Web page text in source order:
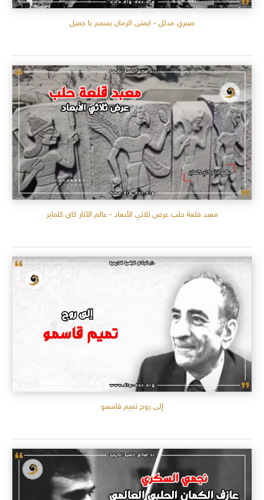
صبري مدلل - ايمتى الزمان يسمح يا جميل
معبد قلعة حلب عرض ثلاثي الأبعاد - عالم الآثار كاي كلماير
إلى روح تميم قاسمو